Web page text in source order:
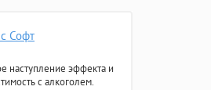
Софт
наступление эффекта и
с алкоголем.